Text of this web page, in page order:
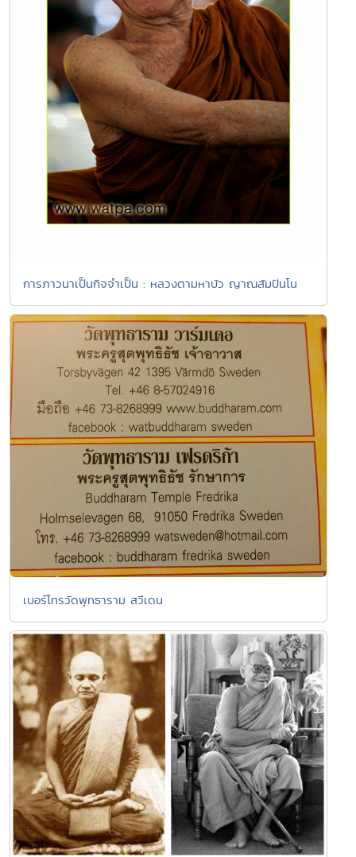
การภาวนาเป็นกิจจำเป็น : หลวงตามหาบัว ญาณสัมปันโน
เบอร์โทรวัดพุทธาราม สวีเดน